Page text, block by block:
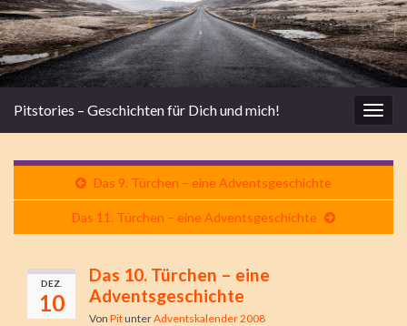
Pitstories – Geschichten für Dich und mich!
Das 9. Türchen – eine Adventsgeschichte
Das 11. Türchen – eine Adventsgeschichte
DEZ.
10
Das 10. Türchen – eine
Adventsgeschichte
Von PitunterAdventskalender 2008